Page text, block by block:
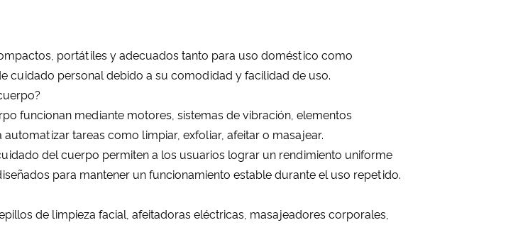
portátiles y adecuados tanto para uso doméstico como
cuidado personal debido a su comodidad y facilidad de uso.
funcionan mediante motores, sistemas de vibración, elementos
tareas como limpiar, exfoliar, afeitar o masajear.
del cuerpo permiten a los usuarios lograr un rendimiento uniforme
para mantener un funcionamiento estable durante el uso repetido.
de limpieza facial, afeitadoras eléctricas, masajeadores corporales,